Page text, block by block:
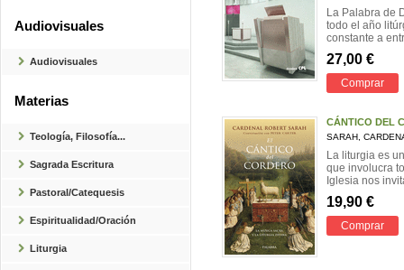
Audiovisuales
Audiovisuales
Materias
Teología, Filosofía...
Sagrada Escritura
Pastoral/Catequesis
Espiritualidad/Oración
Liturgia
La Palabra de
todo el año
constante a
27,00 €
Comprar
CÁNTICO DEL
SARAH,
La liturgia es
que involucra
Iglesia nos
19,90 €
Comprar